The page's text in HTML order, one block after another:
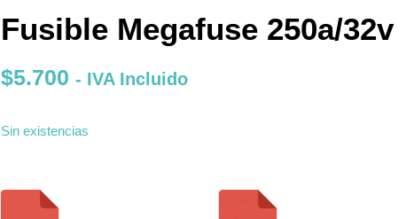
Fusible Megafuse 250a/32v
$5.700 - IVA Incluido
Sin existencias